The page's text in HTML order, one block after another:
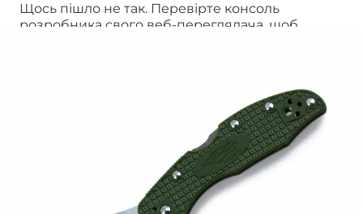
Щось пішло не так. Перевірте консоль
розробника свого веб-переглядача, щоб